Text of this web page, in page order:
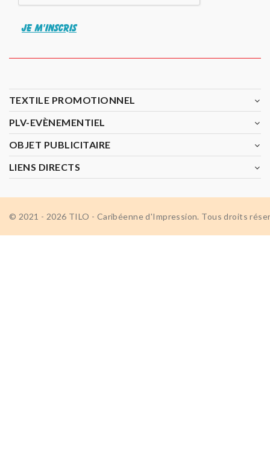
JE M'INSCRIS
TEXTILE PROMOTIONNEL
PLV-EVÈNEMENTIEL
OBJET PUBLICITAIRE
LIENS DIRECTS
© 2021 - 2026 TILO - Caribéenne d'Impression. Tous droits